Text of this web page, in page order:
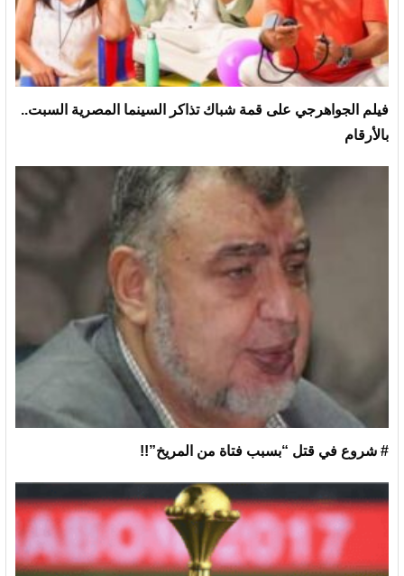
فيلم الجواهرجي على قمة شباك تذاكر السينما المصرية السبت..
بالأرقام
# شروع في قتل “بسبب فتاة من المريخ”!!